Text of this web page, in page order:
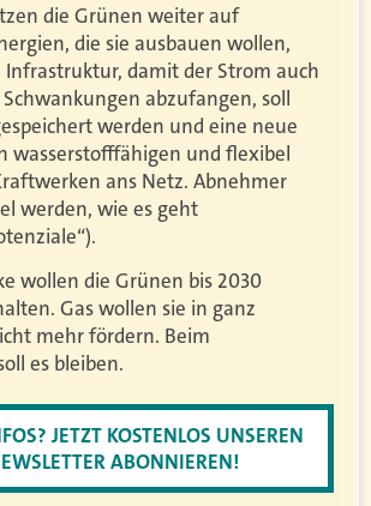
die Grünen weiter auf
die sie ausbauen wollen,
Infrastruktur, damit der Strom auch
abzufangen, soll
werden und eine neue
wasserstofffähigen und flexibel
ans Netz. Abnehmer
werden, wie es geht
wollen die Grünen bis 2030
Gas wollen sie in ganz
mehr fördern. Beim
es bleiben.
JETZT KOSTENLOS UNSEREN
ABONNIEREN!